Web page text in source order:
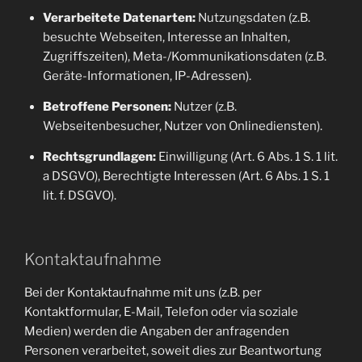
Verarbeitete Datenarten:Nutzungsdaten (z.B.
besuchte Webseiten, Interesse an Inhalten,
Zugriffszeiten), Meta-/Kommunikationsdaten (z.B.
Geräte-Informationen, IP-Adressen).
Betroffene Personen:Nutzer (z.B.
Webseitenbesucher, Nutzer von Onlinediensten).
Rechtsgrundlagen:Einwilligung (Art. 6 Abs. 1 S. 1 lit.
a DSGVO), Berechtigte Interessen (Art. 6 Abs. 1 S. 1
lit. f. DSGVO).
Kontaktaufnahme
Bei der Kontaktaufnahme mit uns (z.B. per
Kontaktformular, E-Mail, Telefon oder via soziale
Medien) werden die Angaben der anfragenden
Personen verarbeitet, soweit dies zur Beantwortung